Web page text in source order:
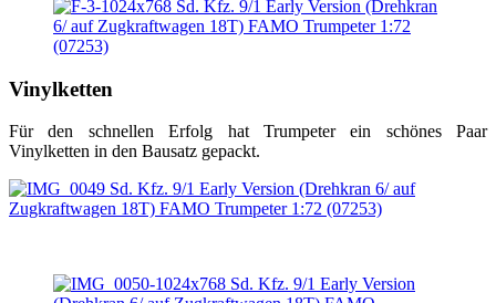
Vinylketten
Für den schnellen Erfolg hat Trumpeter ein schönes Paar
Vinylketten in den Bausatz gepackt.